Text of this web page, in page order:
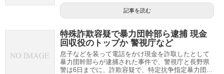
記事を読む
特殊詐欺容疑で暴力団幹部ら逮捕 現金
回収役のトップか 警視庁など
息子などを装って電話をかけ現金を詐取したとして
暴力団幹部らが逮捕された事件で、警視庁と長野県
警は6日までに、詐欺容疑で、特定抗争指定暴力団...